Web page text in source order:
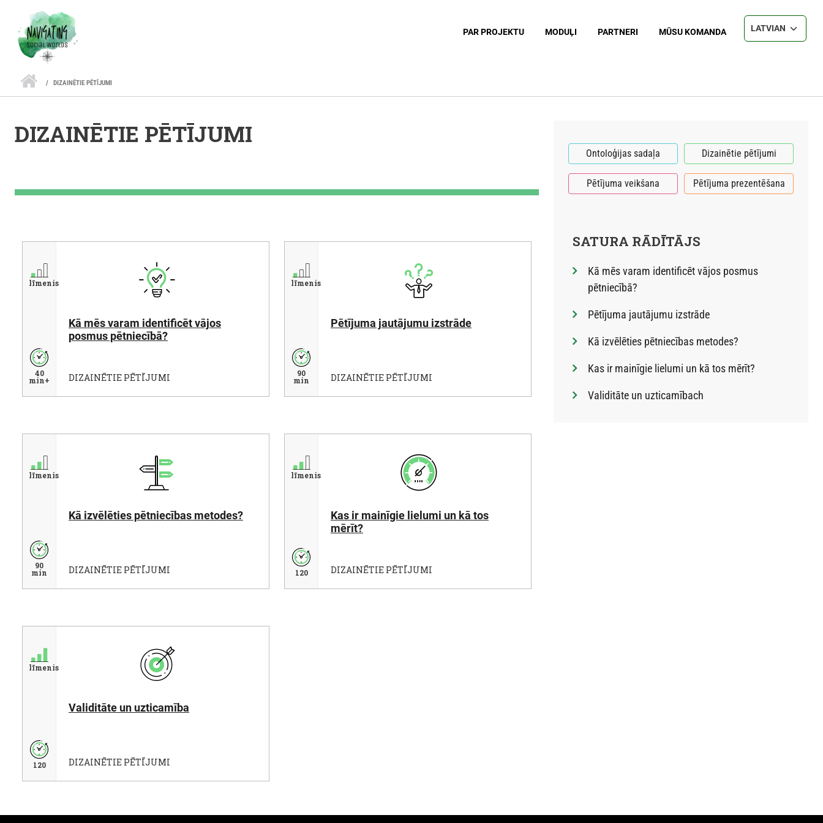
PAR PROJEKTU MODUĻI PARTNERI MŪSU KOMANDA
Select your
DIZAINĒTIE PĒTĪJUMI
DIZAINĒTIE PĒTĪJUMI
līmenis
40
min+
Kā mēs varam identificēt vājos
posmus pētniecībā?
DIZAINĒTIE PĒTĪJUMI
līmenis
90
min
Pētījuma jautājumu izstrāde
DIZAINĒTIE PĒTĪJUMI
līmenis
90
min
Kā izvēlēties pētniecības metodes?
DIZAINĒTIE PĒTĪJUMI
līmenis
120
Kas ir mainīgie lielumi un kā tos
mērīt?
DIZAINĒTIE PĒTĪJUMI
līmenis
120
Validitāte un uzticamība
DIZAINĒTIE PĒTĪJUMI
Ontoloģijas sadaļa Dizainētie pētījumi
Pētījuma veikšana Pētījuma prezentēšana
SATURA RĀDĪTĀJS
Kā mēs varam identificēt vājos posmus
pētniecībā?
Pētījuma jautājumu izstrāde
Kā izvēlēties pētniecības metodes?
Kas ir mainīgie lielumi un kā tos mērīt?
Validitāte un uzticamībach